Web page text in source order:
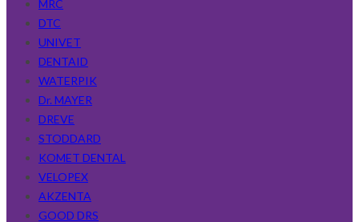
MRC
DTC
UNIVET
DENTAID
WATERPIK
Dr. MAYER
DREVE
STODDARD
KOMET DENTAL
VELOPEX
AKZENTA
GOOD DRS